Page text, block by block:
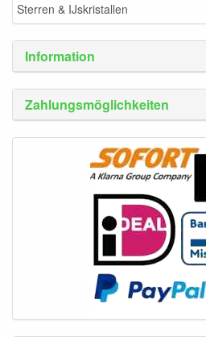
Sterren & IJskristallen
Information
Zahlungsmöglichkeiten